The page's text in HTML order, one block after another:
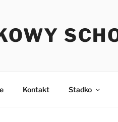
Kontakt Stadko